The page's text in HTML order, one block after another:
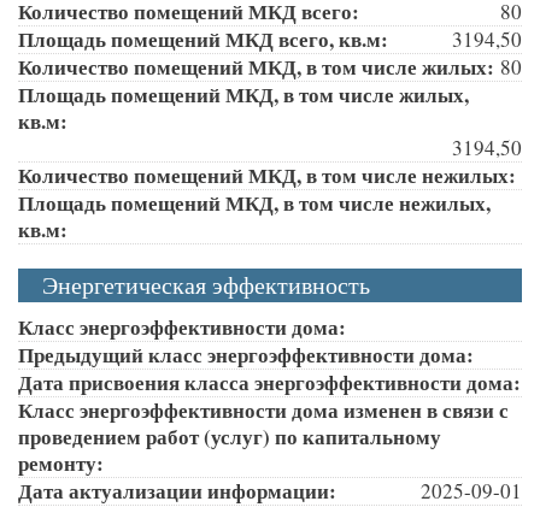
Количество помещений МКД всего: 80
Площадь помещений МКД всего, кв.м: 3194,50
Количество помещений МКД, в том числе жилых: 80
Площадь помещений МКД, в том числе жилых,
кв.м:
3194,50
Количество помещений МКД, в том числе нежилых:
Площадь помещений МКД, в том числе нежилых,
кв.м:
Энергетическая эффективность
Класс энергоэффективности дома:
Предыдущий класс энергоэффективности дома:
Дата присвоения класса энергоэффективности дома:
Класс энергоэффективности дома изменен в связи с
проведением работ (услуг) по капитальному
ремонту:
Дата актуализации информации:
2025-09-01